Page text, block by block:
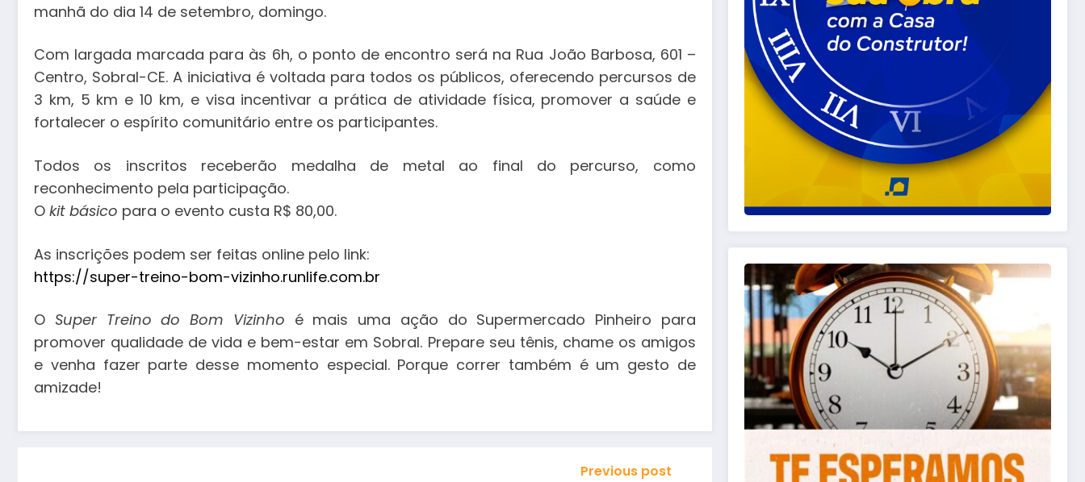
manhã do dia 14 de setembro, domingo.
Com largada marcada para às 6h, o ponto de encontro será na Rua João Barbosa, 601 –
Centro, Sobral-CE. A iniciativa é voltada para todos os públicos, oferecendo percursos de
3 km, 5 km e 10 km, e visa incentivar a prática de atividade física, promover a saúde e
fortalecer o espírito comunitário entre os participantes.
Todos os inscritos receberão medalha de metal ao final do percurso, como
reconhecimento pela participação.
O kit básico para o evento custa R$ 80,00.
As inscrições podem ser feitas online pelo link:
https://super-treino-bom-vizinho.runlife.com.br
O Super Treino do Bom Vizinho é mais uma ação do Supermercado Pinheiro para
promover qualidade de vida e bem-estar em Sobral. Prepare seu tênis, chame os amigos
e venha fazer parte desse momento especial. Porque correr também é um gesto de
amizade!
Previous post